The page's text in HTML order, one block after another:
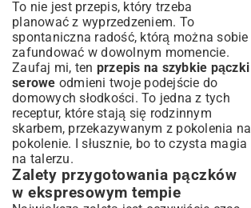
To nie jest przepis, który trzeba
planować z wyprzedzeniem. To
spontaniczna radość, którą można sobie
zafundować w dowolnym momencie.
Zaufaj mi, ten przepis na szybkie pączki
serowe odmieni twoje podejście do
domowych słodkości. To jedna z tych
receptur, które stają się rodzinnym
skarbem, przekazywanym z pokolenia na
pokolenie. I słusznie, bo to czysta magia
na talerzu.
Zalety przygotowania pączków
w ekspresowym tempie